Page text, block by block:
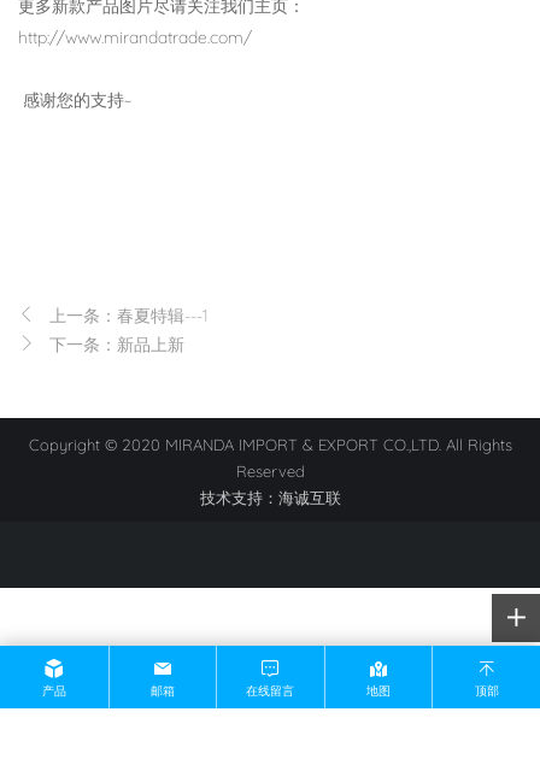
http://www.mirandatrade.com/
感谢您的支持~
上一条：春夏特辑---1
下一条：新品上新
Copyright © 2020 MIRANDA IMPORT & EXPORT CO.,LTD. All Rights
Reserved
技术支持：海诚互联
产品 邮箱 在线留言 地图 顶部